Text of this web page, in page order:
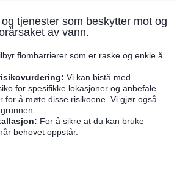
tjenester som beskytter mot og
av vann.
flombarrierer som er raske og enkle å
Vi kan bistå med
for spesifikke lokasjoner og anbefale
for å møte disse risikoene. Vi gjør også
For å sikre at du kan bruke
behovet oppstår.